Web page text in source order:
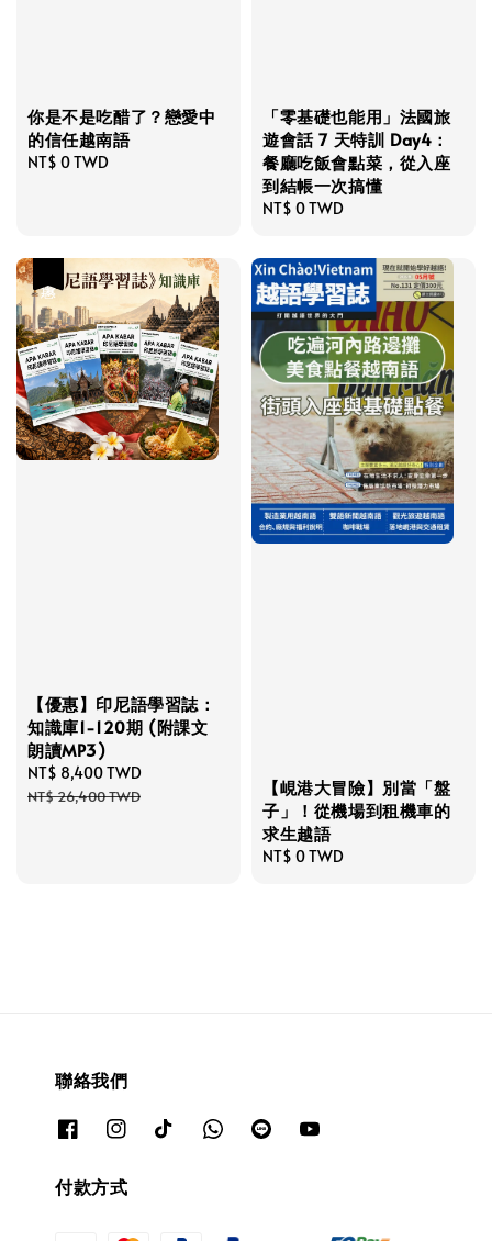
你是不是吃醋了？戀愛中
的信任越南語
Regular
NT$ 0 TWD
「零基礎也能用」法國旅
遊會話 7 天特訓 Day4：
餐廳吃飯會點菜，從入座
到結帳一次搞懂
Regular
NT$ 0 TWD
【優惠】印尼語學習誌：
知識庫1-120期 (附課文
朗讀MP3)
Sale
price
NT$ 8,400 TWD
NT$ 26,400 TWD
【峴港大冒險】別當「盤
子」！從機場到租機車的
求生越語
Regular
NT$ 0 TWD
聯絡我們
付款方式